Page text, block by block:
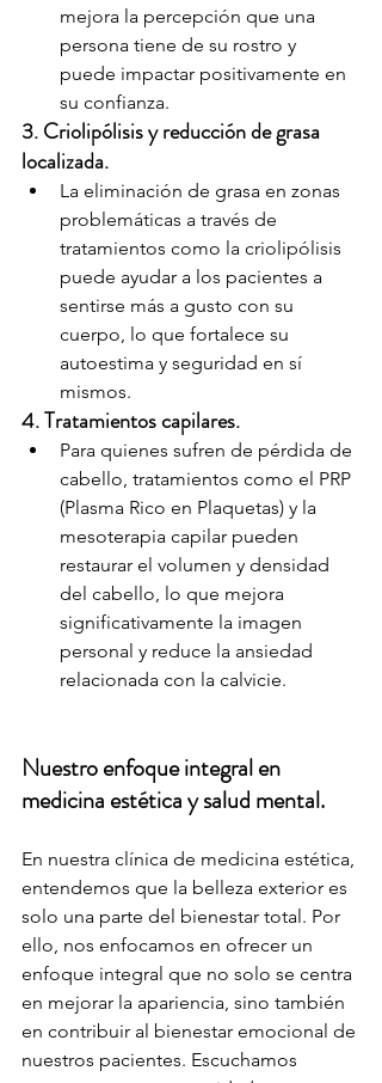
mejora la percepción que una
persona tiene de su rostro y
puede impactar positivamente en
su confianza.
3. Criolipólisis y reducción de grasa
localizada.
La eliminación de grasa en zonas
problemáticas a través de
tratamientos como la criolipólisis
puede ayudar a los pacientes a
sentirse más a gusto con su
cuerpo, lo que fortalece su
autoestima y seguridad en sí
mismos.
4. Tratamientos capilares.
Para quienes sufren de pérdida de
cabello, tratamientos como el PRP
(Plasma Rico en Plaquetas) y la
mesoterapia capilar pueden
restaurar el volumen y densidad
del cabello, lo que mejora
significativamente la imagen
personal y reduce la ansiedad
relacionada con la calvicie.
Nuestro enfoque integral en
medicina estética y salud mental.
En nuestra clínica de medicina estética,
entendemos que la belleza exterior es
solo una parte del bienestar total. Por
ello, nos enfocamos en ofrecer un
enfoque integral que no solo se centra
en mejorar la apariencia, sino también
en contribuir al bienestar emocional de
nuestros pacientes. Escuchamos